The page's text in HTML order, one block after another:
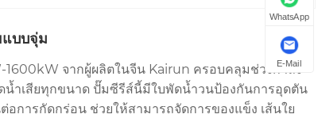
บบจุ่ม
1600kW จากผู้ผลิตในจีน Kairun ครอบคลุมช่วงกำลัง
น้ำเสียทุกขนาด ปั๊มซีรีส์นี้มีใบพัดน้ำวนป้องกันการอุดตัน
การกัดกร่อน ช่วยให้สามารถจัดการของแข็ง เส้นใย
WhatsApp
E-Mail